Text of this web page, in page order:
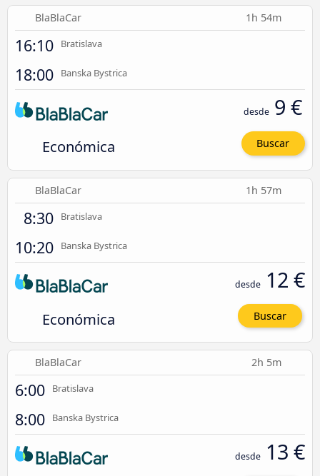
BlaBlaCar 1h 54m
16:10 Bratislava
18:00 Banska Bystrica
Económica
desde 9 €
Buscar
BlaBlaCar 1h 57m
8:30 Bratislava
10:20 Banska Bystrica
Económica
desde 12 €
Buscar
BlaBlaCar 2h 5m
6:00 Bratislava
8:00 Banska Bystrica
desde 13 €